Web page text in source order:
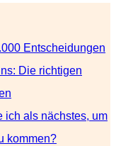
Entscheidungen
Die richtigen
ich als nächstes, um
kommen?